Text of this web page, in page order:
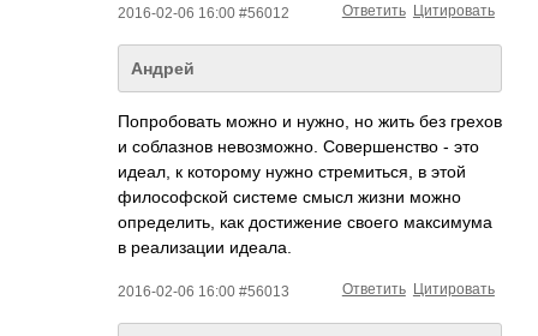
2016-02-06 16:00 #56012 Цитировать
Ответить
Андрей
Попробовать можно и нужно, но жить без грехов
и соблазнов невозможно. Совершенство - это
идеал, к которому нужно стремиться, в этой
философской системе смысл жизни можно
определить, как достижение своего максимума
в реализации идеала.
2016-02-06 16:00 #56013 Цитировать
Ответить